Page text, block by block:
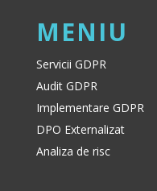
MENIU
Servicii GDPR
Audit GDPR
Implementare GDPR
DPO Externalizat
Analiza de risc